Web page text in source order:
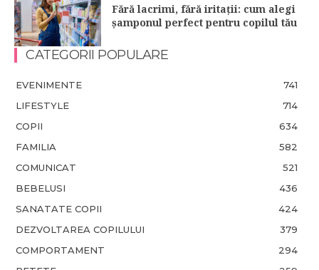
Fără lacrimi, fără iritații: cum alegi
șamponul perfect pentru copilul tău
CATEGORII POPULARE
EVENIMENTE
741
LIFESTYLE
714
COPII
634
FAMILIA
582
COMUNICAT
521
BEBELUSI
436
SANATATE COPII
424
DEZVOLTAREA COPILULUI
379
COMPORTAMENT
294